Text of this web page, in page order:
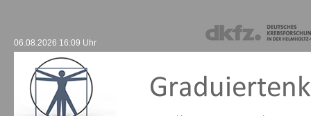
06.08.2026 16:09 Uhr